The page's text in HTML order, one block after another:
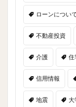
ローンについ
不動産投資
介護 住
信用情報
地震 大